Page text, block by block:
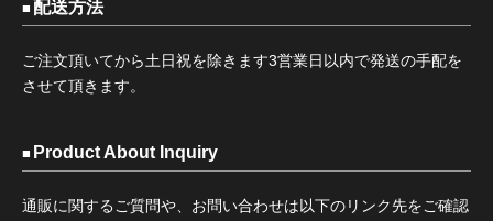
配送方法
ご注文頂いてから土日祝を除きます3営業日以内で発送の手配を
させて頂きます。
Product About Inquiry
通販に関するご質問や、お問い合わせは以下のリンク先をご確認